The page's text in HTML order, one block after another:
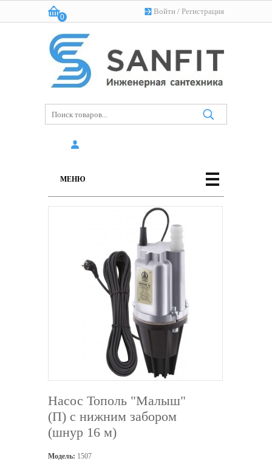
Войти / Регистрация
Корзина:
0
(пусто)
МЕНЮ
Насос Тополь "Малыш"
(П) с нижним забором
(шнур 16 м)
Модель: 1507